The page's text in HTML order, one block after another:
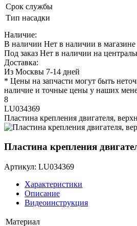
Срок службы
Тип насадки
Наличие:
В наличии Нет в наличии в магазине
Под заказ Нет в наличии на
Доставка:
Из Москвы 7-14 дней
* Цены на запчасти могут быть
наличие и точные цены у наших
8
LU034369
Пластина крепления двигателя,
Пластина крепления
Артикул: LU034369
Характеристики
Описание
Видеоинструкция
Материал